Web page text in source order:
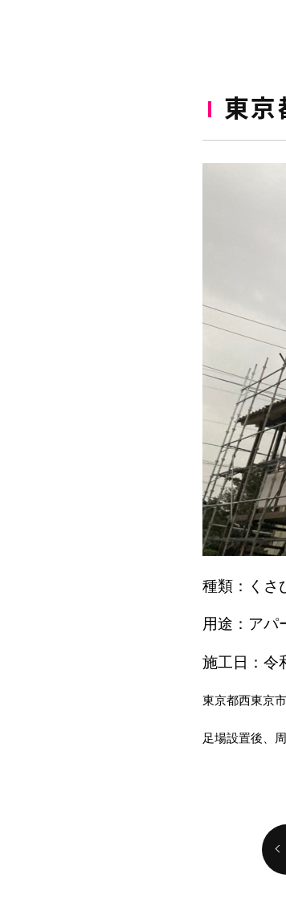
東京
種類：くさ
用途：アパ
施工日：令
東京都西東京
足場設置後、